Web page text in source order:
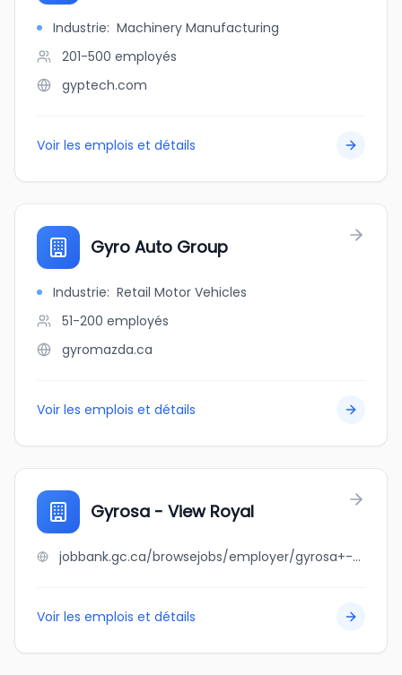
Industrie: Machinery Manufacturing
201-500 employés
gyptech.com
Voir les emplois et détails
Gyro Auto Group
Industrie: Retail Motor Vehicles
51-200 employés
gyromazda.ca
Voir les emplois et détails
Gyrosa - View Royal
jobbank.gc.ca/browsejobs/employer/gyrosa+-+view+royal/ca
Voir les emplois et détails